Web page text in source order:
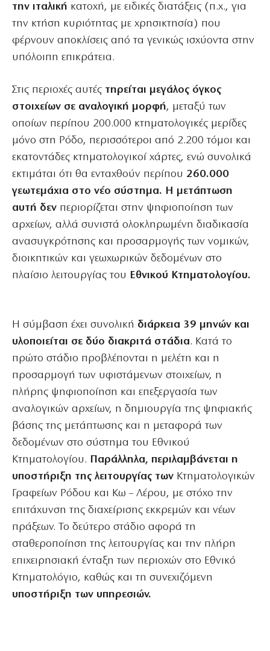
την ιταλική κατοχή, με ειδικές διατάξεις (π.χ., για
την κτήση κυριότητας με χρησικτησία) που
φέρνουν αποκλίσεις από τα γενικώς ισχύοντα στην
υπόλοιπη επικράτεια.
Στις περιοχές αυτέςτηρείται μεγάλος όγκος
στοιχείων σε αναλογική μορφή, μεταξύ των
οποίων περίπου 200.000 κτηματολογικές μερίδες
μόνο στη Ρόδο, περισσότεροι από 2.200 τόμοι και
εκατοντάδες κτηματολογικοί χάρτες, ενώ συνολικά
εκτιμάται ότι θα ενταχθούν περίπου 260.000
γεωτεμάχια στο νέο σύστημα. Η μετάπτωση
αυτή δεν περιορίζεται στην ψηφιοποίηση των
αρχείων, αλλά συνιστά ολοκληρωμένη διαδικασία
ανασυγκρότησης και προσαρμογής των νομικών,
διοικητικών και γεωχωρικών δεδομένων στο
πλαίσιο λειτουργίας του Εθνικού Κτηματολογίου.
Η σύμβαση έχει συνολική διάρκεια 39 μηνών και
υλοποιείται σε δύο διακριτά στάδια. Κατά το
πρώτο στάδιο προβλέπονται η μελέτη και η
προσαρμογή των υφιστάμενων στοιχείων, η
πλήρης ψηφιοποίηση και επεξεργασία των
αναλογικών αρχείων, η δημιουργία της ψηφιακής
βάσης της μετάπτωσης και η μεταφορά των
δεδομένων στο σύστημα του Εθνικού
Κτηματολογίου. Παράλληλα, περιλαμβάνεται η
υποστήριξη της λειτουργίας των Κτηματολογικών
Γραφείων Ρόδου και Κω – Λέρου, με στόχο την
επιτάχυνση της διαχείρισης εκκρεμών και νέων
πράξεων. Το δεύτερο στάδιο αφορά τη
σταθεροποίηση της λειτουργίας και την πλήρη
επιχειρησιακή ένταξη των περιοχών στο Εθνικό
Κτηματολόγιο, καθώς και τη συνεχιζόμενη
υποστήριξη των υπηρεσιών.